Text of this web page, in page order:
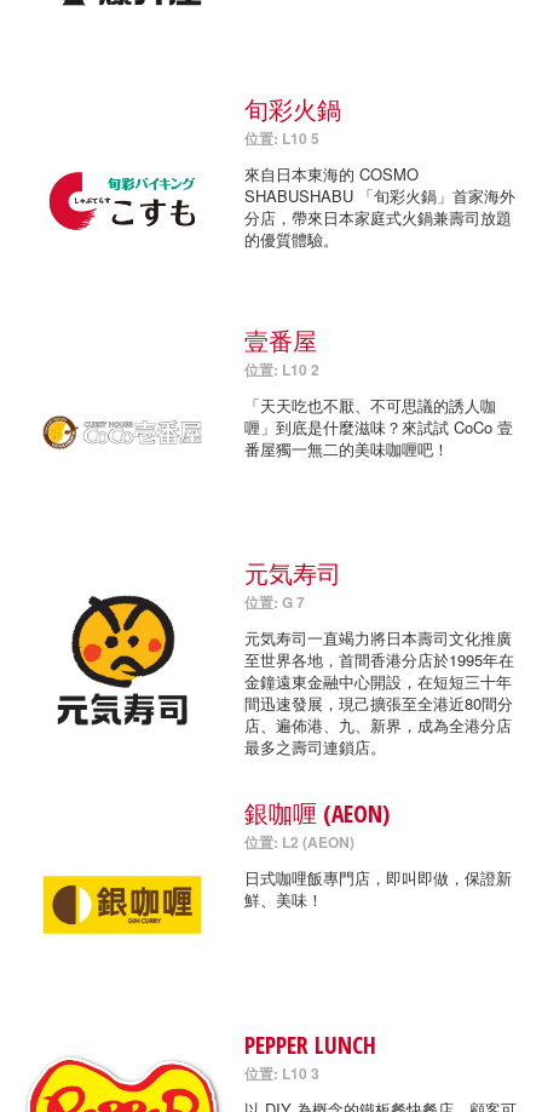
旬彩火鍋
位置: L10 5
來自日本東海的 COSMO
SHABUSHABU 「旬彩火鍋」首家海外
分店，帶來日本家庭式火鍋兼壽司放題
的優質體驗。
壹番屋
位置: L10 2
「天天吃也不厭、不可思議的誘人咖
喱」到底是什麼滋味？來試試 CoCo 壹
番屋獨一無二的美味咖喱吧！
元気寿司
位置: G 7
元気寿司一直竭力將日本壽司文化推廣
至世界各地，首間香港分店於1995年在
金鐘遠東金融中心開設，在短短三十年
間迅速發展，現己擴張至全港近80間分
店、遍佈港、九、新界，成為全港分店
最多之壽司連鎖店。
銀咖喱 (AEON)
位置: L2 (AEON)
日式咖哩飯專門店，即叫即做，保證新
鮮、美味！
PEPPER LUNCH
位置: L10 3